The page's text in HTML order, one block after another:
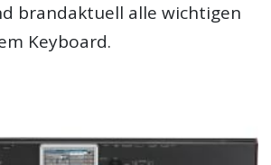
brandaktuell alle wichtigen
Keyboard.